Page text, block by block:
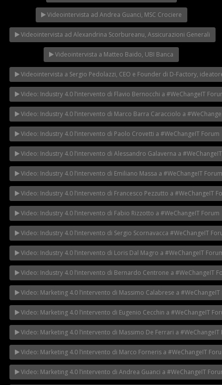
Videointervista ad Andrea Guanci, MSC Crociere
Videointervista ad Alexandrina Scorbureanu, Assicurazioni Generali
Videointervista a Matteo Baido, UBI Banca
Videointervista a Sergio Pedolazzi, CEO e Founder di D-Factory,
Video: Industry 4.0 l’intervento di Flavio Bernocchi a #WeChangeIT
Video: Industry 4.0 l’intervento di Marco Barra Caracciolo a
Video: Industry 4.0 l’intervento di Paolo Crovetti a #WeChangeIT Forum
Video: Industry 4.0 l’intervento di Alessandro Galaverna a
Video: Industry 4.0 l’intervento di Emiliano Massa a #WeChangeIT Forum
Video: Industry 4.0 l’intervento di Francesco Pezzutto a #WeChangeIT
Video: Industry 4.0 l’intervento di Fabio Rizzotto a #WeChangeIT Forum
Video: Industry 4.0 l’intervento di Sergio Scornavacca #WeChangeIT
Video: Industry 4.0 l’intervento di Loris Dal Magro a #WeChangeIT
Video: Industry 4.0 l’intervento di Bernardo Centrone a #WeChangeIT
Video: Marketing 4.0 l’intervento di Massimo Calabrese a #WeChangeIT
Video: Marketing 4.0 l’intervento di Eugenio Cecchin a #WeChangeIT
Video: Marketing 4.0 l’intervento di Massimo De Ferrari a #WeChangeIT
Video: Marketing 4.0 l’intervento di Marco Forneris a #WeChangeIT
Video: Marketing 4.0 l’intervento di Andrea Guanci a #WeChangeIT